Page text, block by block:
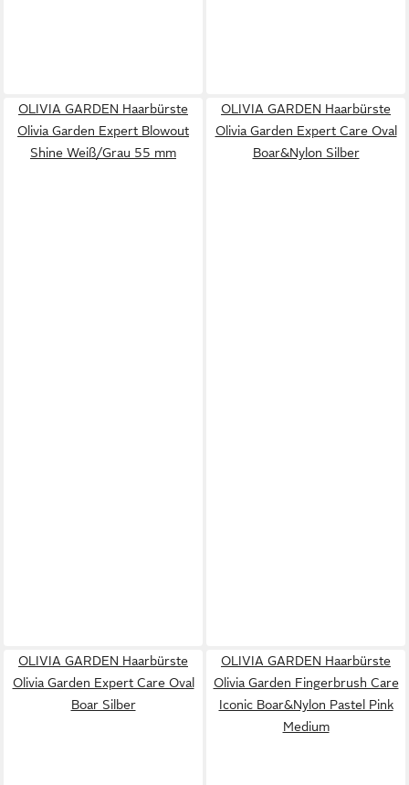
OLIVIA GARDEN Haarbürste
Olivia Garden Expert Blowout
Shine Weiß/Grau 55 mm
OLIVIA GARDEN Haarbürste
Olivia Garden Expert Care Oval
Boar&Nylon Silber
OLIVIA GARDEN Haarbürste
Olivia Garden Expert Care Oval
Boar Silber
OLIVIA GARDEN Haarbürste
Olivia Garden Fingerbrush Care
Iconic Boar&Nylon Pastel Pink
Medium